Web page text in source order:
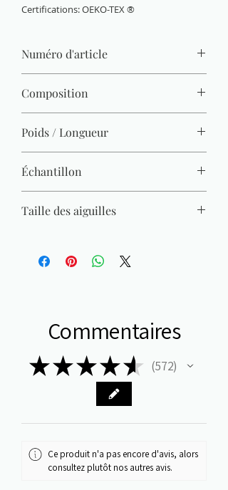
Certifications: OEKO-TEX ®
Numéro d'article
Composition
Poids / Longueur
Échantillon
Taille des aiguilles
Commentaires
★★★★★ 572
572
Ce produit n'a pas encore d'avis, alors
consultez plutôt nos autres avis.